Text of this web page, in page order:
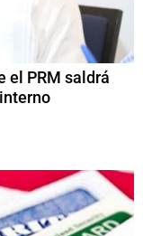
el PRM saldrá